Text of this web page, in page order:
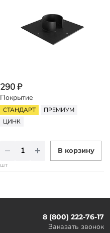
290 ₽
Покрытие
СТАНДАРТ
ПРЕМИУМ
ЦИНК
В корзину
шт
8 (800) 222-76-17
Заказать звонок